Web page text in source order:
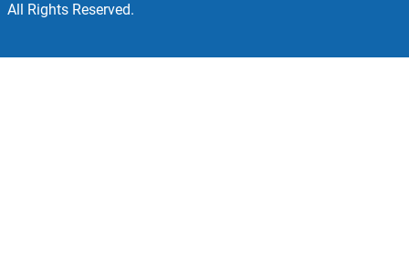
All Rights Reserved.